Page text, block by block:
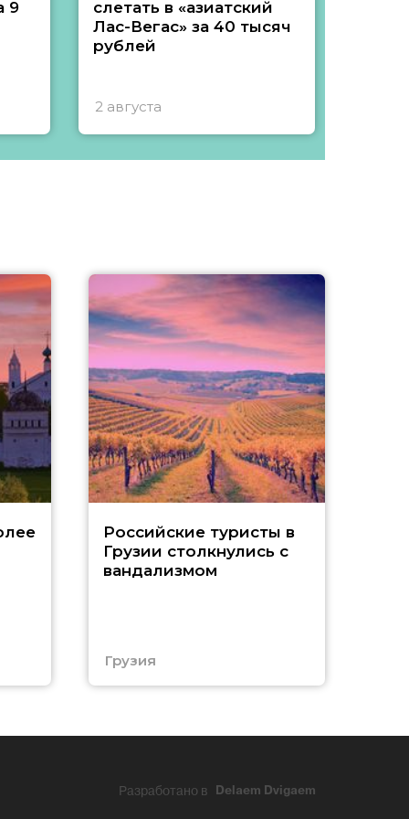
9
слетать в «азиатский
Лас-Вегас» за 40 тысяч
рублей
2 августа
Российские туристы в
Грузии столкнулись с
вандализмом
Грузия
Разработано в Delaem Dvigaem